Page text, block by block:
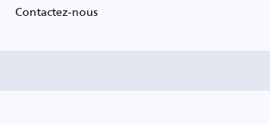
Contactez-nous